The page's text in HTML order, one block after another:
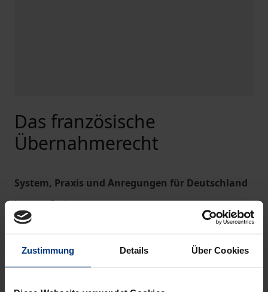
Zustimmung Details Über Cookies
Das französische
Übernahmerecht
System, Praxis und Anregungen für Deutschland
Jens von Rüden
Nomos, 1. Edition 2005, 395 Pages
The product is part of the seriesStudien zum Handels-,
Book